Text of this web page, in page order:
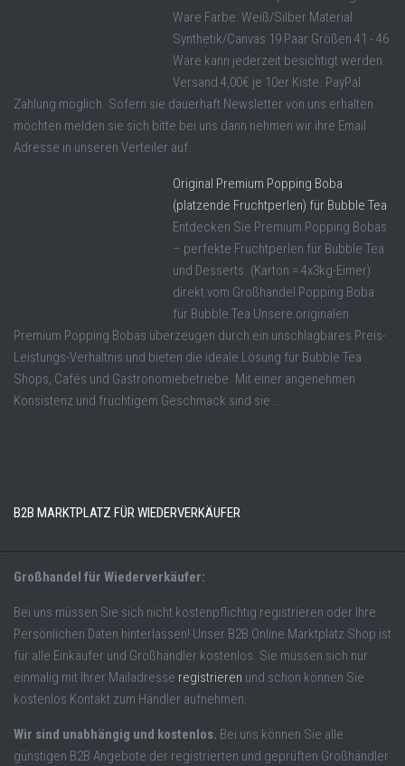
Ware Farbe: Weiß/Silber Material:
Synthetik/Canvas 19 Paar Größen 41 - 46
Ware kann jederzeit besichtigt werden.
Versand 4,00€ je 10er Kiste. PayPal
Zahlung möglich. Sofern sie dauerhaft Newsletter von uns erhalten
möchten melden sie sich bitte bei uns dann nehmen wir ihre Email
Adresse in unseren Verteiler auf.
Original Premium Popping Boba
(platzende Fruchtperlen) für Bubble Tea
Entdecken Sie Premium Popping Bobas
– perfekte Fruchtperlen für Bubble Tea
und Desserts. (Karton = 4x3kg-Eimer)
direkt vom Großhandel Popping Boba
für Bubble Tea Unsere originalen
Premium Popping Bobas überzeugen durch ein unschlagbares Preis-
Leistungs-Verhältnis und bieten die ideale Lösung für Bubble Tea
Shops, Cafés und Gastronomiebetriebe. Mit einer angenehmen
Konsistenz und fruchtigem Geschmack sind sie ...
B2B MARKTPLATZ FÜR WIEDERVERKÄUFER
Großhandel für Wiederverkäufer:
Bei uns müssen Sie sich nicht kostenpflichtig registrieren oder Ihre
Persönlichen Daten hinterlassen! Unser B2B Online Marktplatz Shop ist
für alle Einkäufer und Großhändler kostenlos. Sie müssen sich nur
einmalig mit Ihrer Mailadresse registrieren und schon können Sie
kostenlos Kontakt zum Händler aufnehmen.
Wir sind unabhängig und kostenlos. Bei uns können Sie alle
günstigen B2B Angebote der registrierten und geprüften Großhändler